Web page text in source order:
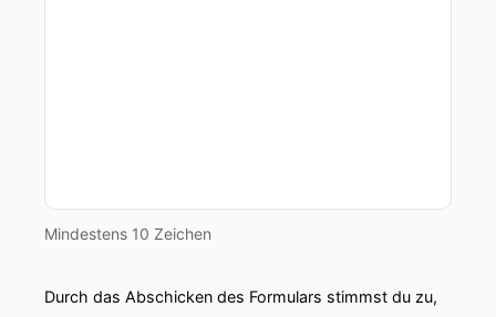
Mindestens 10 Zeichen
Durch das Abschicken des Formulars stimmst du zu,